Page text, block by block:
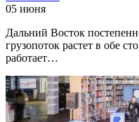
05 июня
Дальний Восток
грузопоток растет в обе
работает…